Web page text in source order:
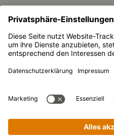
Newsletter
Presse
Kikkoman ist ein
© Kikkoman Trading
Theodorstraße 180,
Impressum